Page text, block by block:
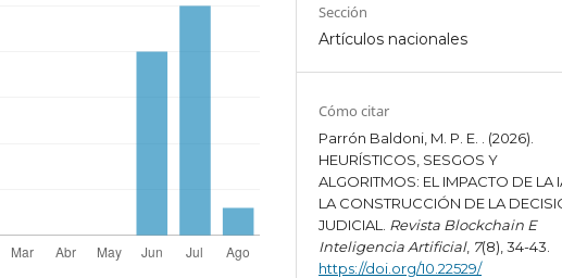
Sección
Artículos nacionales
Cómo citar
Parrón Baldoni, M. P. E. . (2026).
HEURÍSTICOS, SESGOS Y
ALGORITMOS: EL IMPACTO DE LA
LA CONSTRUCCIÓN DE LA
JUDICIAL. Revista Blockchain E
Inteligencia Artificial, 7(8), 34-43.
https://doi.org/10.22529/